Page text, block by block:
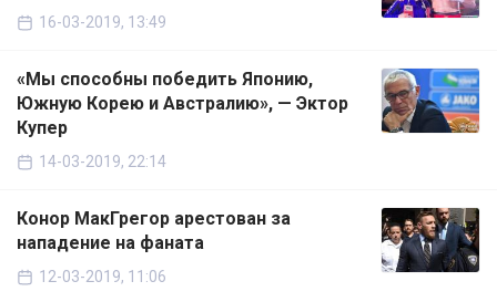
16-03-2019, 13:49
«Мы способны победить Японию,
Южную Корею и Австралию», — Эктор
Купер
14-03-2019, 22:14
Конор МакГрегор арестован за
нападение на фаната
12-03-2019, 11:06